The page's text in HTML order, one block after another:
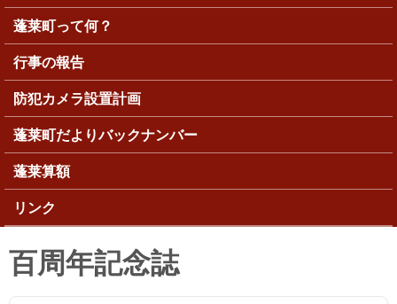
蓬莱町って何？
行事の報告
防犯カメラ設置計画
蓬莱町だよりバックナンバー
蓬莱算額
リンク
百周年記念誌